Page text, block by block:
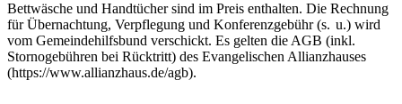
Bettwäsche und Handtücher sind im Preis enthalten. Die Rechnung
für Übernachtung, Verpflegung und Konferenzgebühr (s. u.) wird
vom Gemeindehilfsbund verschickt. Es gelten die AGB (inkl.
Stornogebühren bei Rücktritt) des Evangelischen Allianzhauses
(https://www.allianzhaus.de/agb).